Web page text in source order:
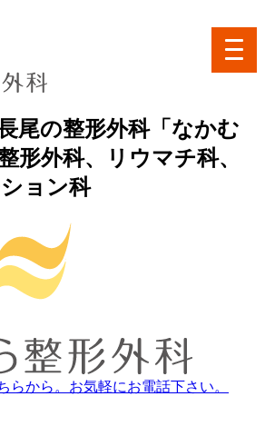
toggle
尾の整形外科「なかむ
形外科、リウマチ科、
ョン科